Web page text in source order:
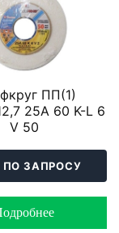
ПП(1)
25A 60 K-L 6
V 50
ПО ЗАПРОСУ